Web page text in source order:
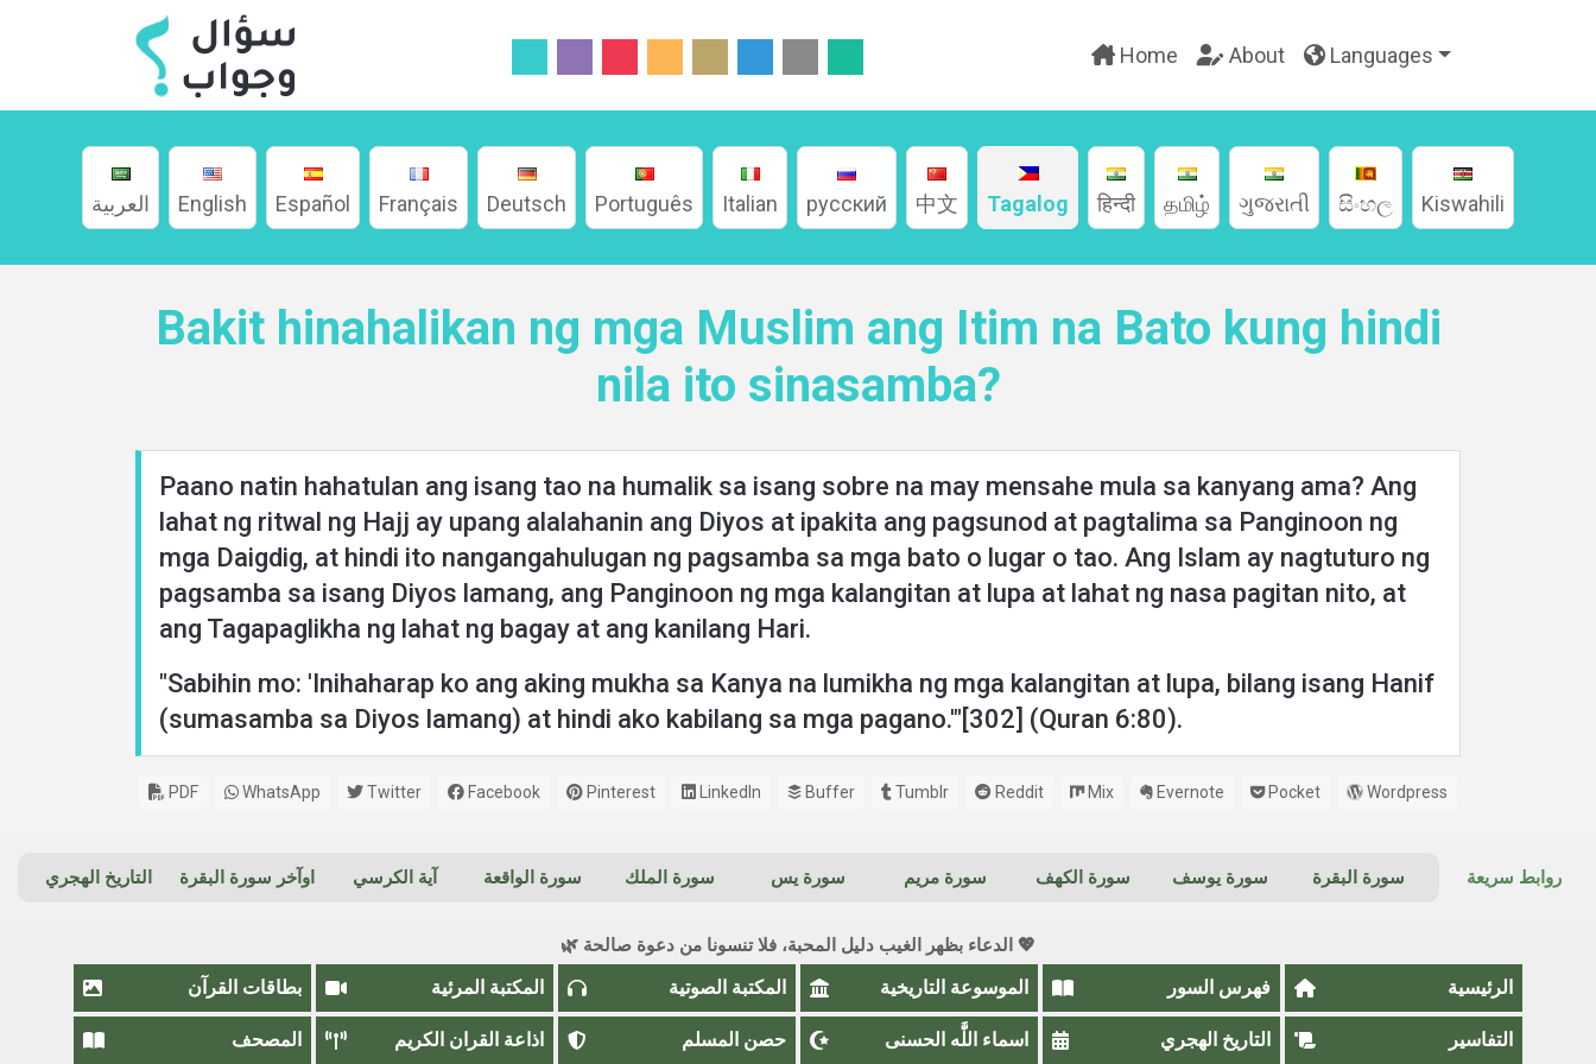
Home
Home About Languages
العربية English Español Français Deutsch Português Italian русский 中文 Tagalog हिन्दी தமிழ் ગુજરાતી සිංහල Kiswahili
Bakit hinahalikan ng mga Muslim ang Itim na Bato kung hindi
nila ito sinasamba?
Paano natin hahatulan ang isang tao na humalik sa isang sobre na may mensahe mula sa kanyang ama? Ang
lahat ng ritwal ng Hajj ay upang alalahanin ang Diyos at ipakita ang pagsunod at pagtalima sa Panginoon ng
mga Daigdig, at hindi ito nangangahulugan ng pagsamba sa mga bato o lugar o tao. Ang Islam ay nagtuturo ng
pagsamba sa isang Diyos lamang, ang Panginoon ng mga kalangitan at lupa at lahat ng nasa pagitan nito, at
ang Tagapaglikha ng lahat ng bagay at ang kanilang Hari.
"Sabihin mo: 'Inihaharap ko ang aking mukha sa Kanya na lumikha ng mga kalangitan at lupa, bilang isang Hanif
(sumasamba sa Diyos lamang) at hindi ako kabilang sa mga pagano.'"[302] (Quran 6:80).
PDF WhatsApp Twitter Facebook Pinterest LinkedIn Buffer Tumblr Reddit Mix Evernote Pocket Wordpress
روابط سريعة سورة البقرة سورة يوسف سورة الكهف سورة مريم سورة يس سورة الملك سورة الواقعة آية الكرسي اوآخر سورة البقرة التاريخ الهجري
💖 الدعاء بظهر الغيب دليل المحبة، فلا تنسونا من دعوة صالحة 🌿
الرئيسية فهرس السور الموسوعة التاريخية المكتبة الصوتية المكتبة المرئية بطاقات القرآن
التفاسير التاريخ الهجري اسماء اللَّٰه الحسنى حصن المسلم اذاعة القران الكريم المصحف